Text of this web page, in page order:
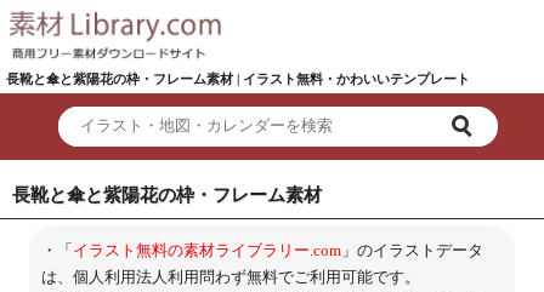
長靴と傘と紫陽花の枠・フレーム素材 | イラスト無料・かわいいテンプレート
長靴と傘と紫陽花の枠・フレーム素材
・「イラスト無料の素材ライブラリー.com」のイラストデータ
は、個人利用法人利用問わず無料でご利用可能です。